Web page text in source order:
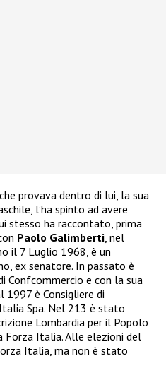
provava dentro di lui, la sua
l’ha spinto ad avere
stesso ha raccontato, prima
Paolo Galimberti, nel
il 7 Luglio 1968, è un
ex senatore. In passato è
Confcommercio e con la sua
1997 è Consigliere di
Spa. Nel 213 è stato
Lombardia per il Popolo
Forza Italia. Alle elezioni del
Italia, ma non è stato